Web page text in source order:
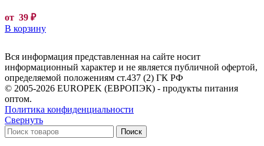
от 39 ₽
В корзину
Вся информация представленная на сайте носит
информационный характер и не является публичной офертой,
определяемой положениям ст.437 (2) ГК РФ
© 2005-2026 EUROPEK (ЕВРОПЭК) - продукты питания
оптом.
Политика конфиденциальности
Свернуть
Поиск